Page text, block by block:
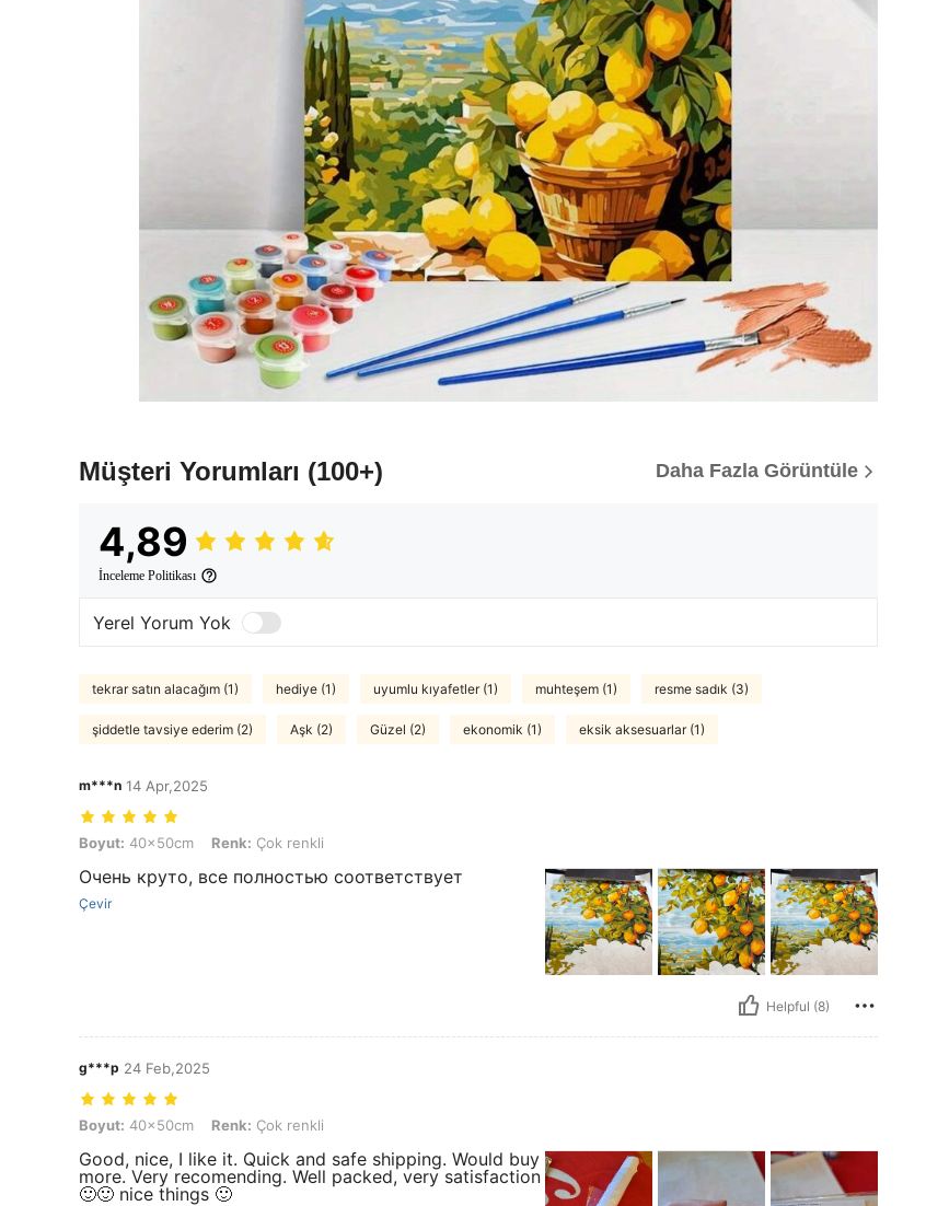
Müşteri Yorumları (100+) Daha Fazla Görüntüle
4,89
İnceleme Politikası
Yerel Yorum Yok
tekrar satın alacağım (1) hediye (1) uyumlu kıyafetler (1) muhteşem (1) resme sadık (3)
şiddetle tavsiye ederim (2) Aşk (2) Güzel (2) ekonomik (1) eksik aksesuarlar (1)
m***n 14 Apr,2025
Boyut: 40x50cm, Renk: Çok renkli
Boyut: 40x50cm Renk: Çok renkli
Очень круто, все полностью соответствует
Çevir
Helpful (8)
g***p 24 Feb,2025
Boyut: 40x50cm, Renk: Çok renkli
Boyut: 40x50cm Renk: Çok renkli
Good, nice, I like it. Quick and safe shipping. Would buy
more. Very recomending. Well packed, very satisfaction
🙂🙂 nice things 🙂